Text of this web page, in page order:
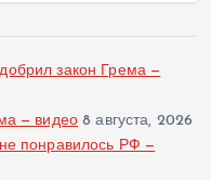
закон Грема —
— видео 8 августа, 2026
понравилось РФ —